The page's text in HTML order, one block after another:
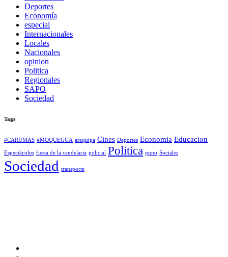
Deportes
Economía
especial
Internacionales
Locales
Nacionales
opinion
Politica
Regionales
SAPO
Sociedad
Tags
#CARUMAS #MOQUEGUA arequipa Cines Deportes Economia Educacion
Espectáculos fiesta de la candelaria policial Politica puno Sociales
Sociedad transporte